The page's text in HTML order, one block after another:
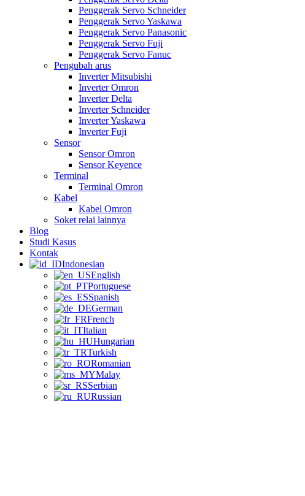
Penggerak Servo Schneider
Penggerak Servo Yaskawa
Penggerak Servo Panasonic
Penggerak Servo Fuji
Penggerak Servo Fanuc
Pengubah arus
Inverter Mitsubishi
Inverter Omron
Inverter Delta
Inverter Schneider
Inverter Yaskawa
Inverter Fuji
Sensor
Sensor Omron
Sensor Keyence
Terminal
Terminal Omron
Kabel
Kabel Omron
Soket relai lainnya
Blog
Studi Kasus
Kontak
Indonesian
English
Portuguese
Spanish
German
French
Italian
Hungarian
Turkish
Romanian
Malay
Serbian
Russian